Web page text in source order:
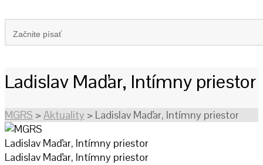
Ladislav Maďar, Intímny priestor
MGRS >Aktuality > Ladislav Maďar, Intímny priestor
Ladislav Maďar, Intímny priestor
Ladislav Maďar, Intímny priestor